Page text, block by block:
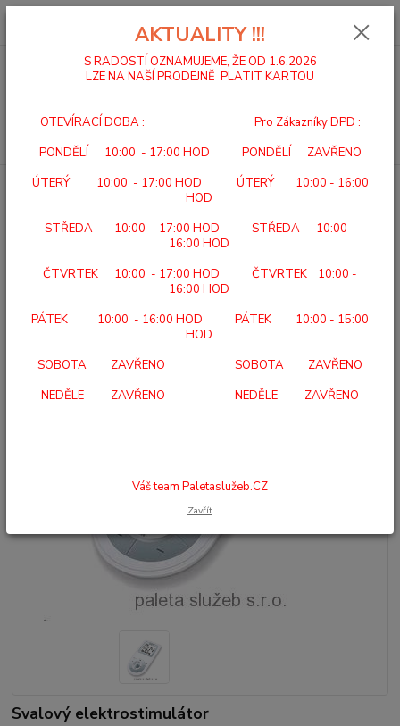
0,00 Kč
Úvod DOMÁCÍ A ÚSTAVNÍ PÉČE
SANITAS SEM 43 Svalový
SANITAS SEM 43 Svalový
elektrostimulátor
Svalový elektrostimulátor
AKTUALITY !!!
S RADOSTÍ OZNAMUJEME, ŽE OD 1.6.2026
LZE NA NAŠÍ PRODEJNĚ PLATIT KARTOU
OTEVÍRACÍ DOBA : Pro Zákazníky DPD :
PONDĚLÍ 10:00 - 17:00 HOD PONDĚLÍ ZAVŘENO
ÚTERÝ 10:00 - 17:00 HOD ÚTERÝ 10:00 - 16:00
HOD
STŘEDA 10:00 - 17:00 HOD STŘEDA 10:00 -
16:00 HOD
ČTVRTEK 10:00 - 17:00 HOD ČTVRTEK 10:00 -
16:00 HOD
PÁTEK 10:00 - 16:00 HOD PÁTEK 10:00 - 15:00
HOD
SOBOTA ZAVŘENO SOBOTA ZAVŘENO
NEDĚLE ZAVŘENO NEDĚLE ZAVŘENO
Váš team Paletaslužeb.CZ
Zavřít